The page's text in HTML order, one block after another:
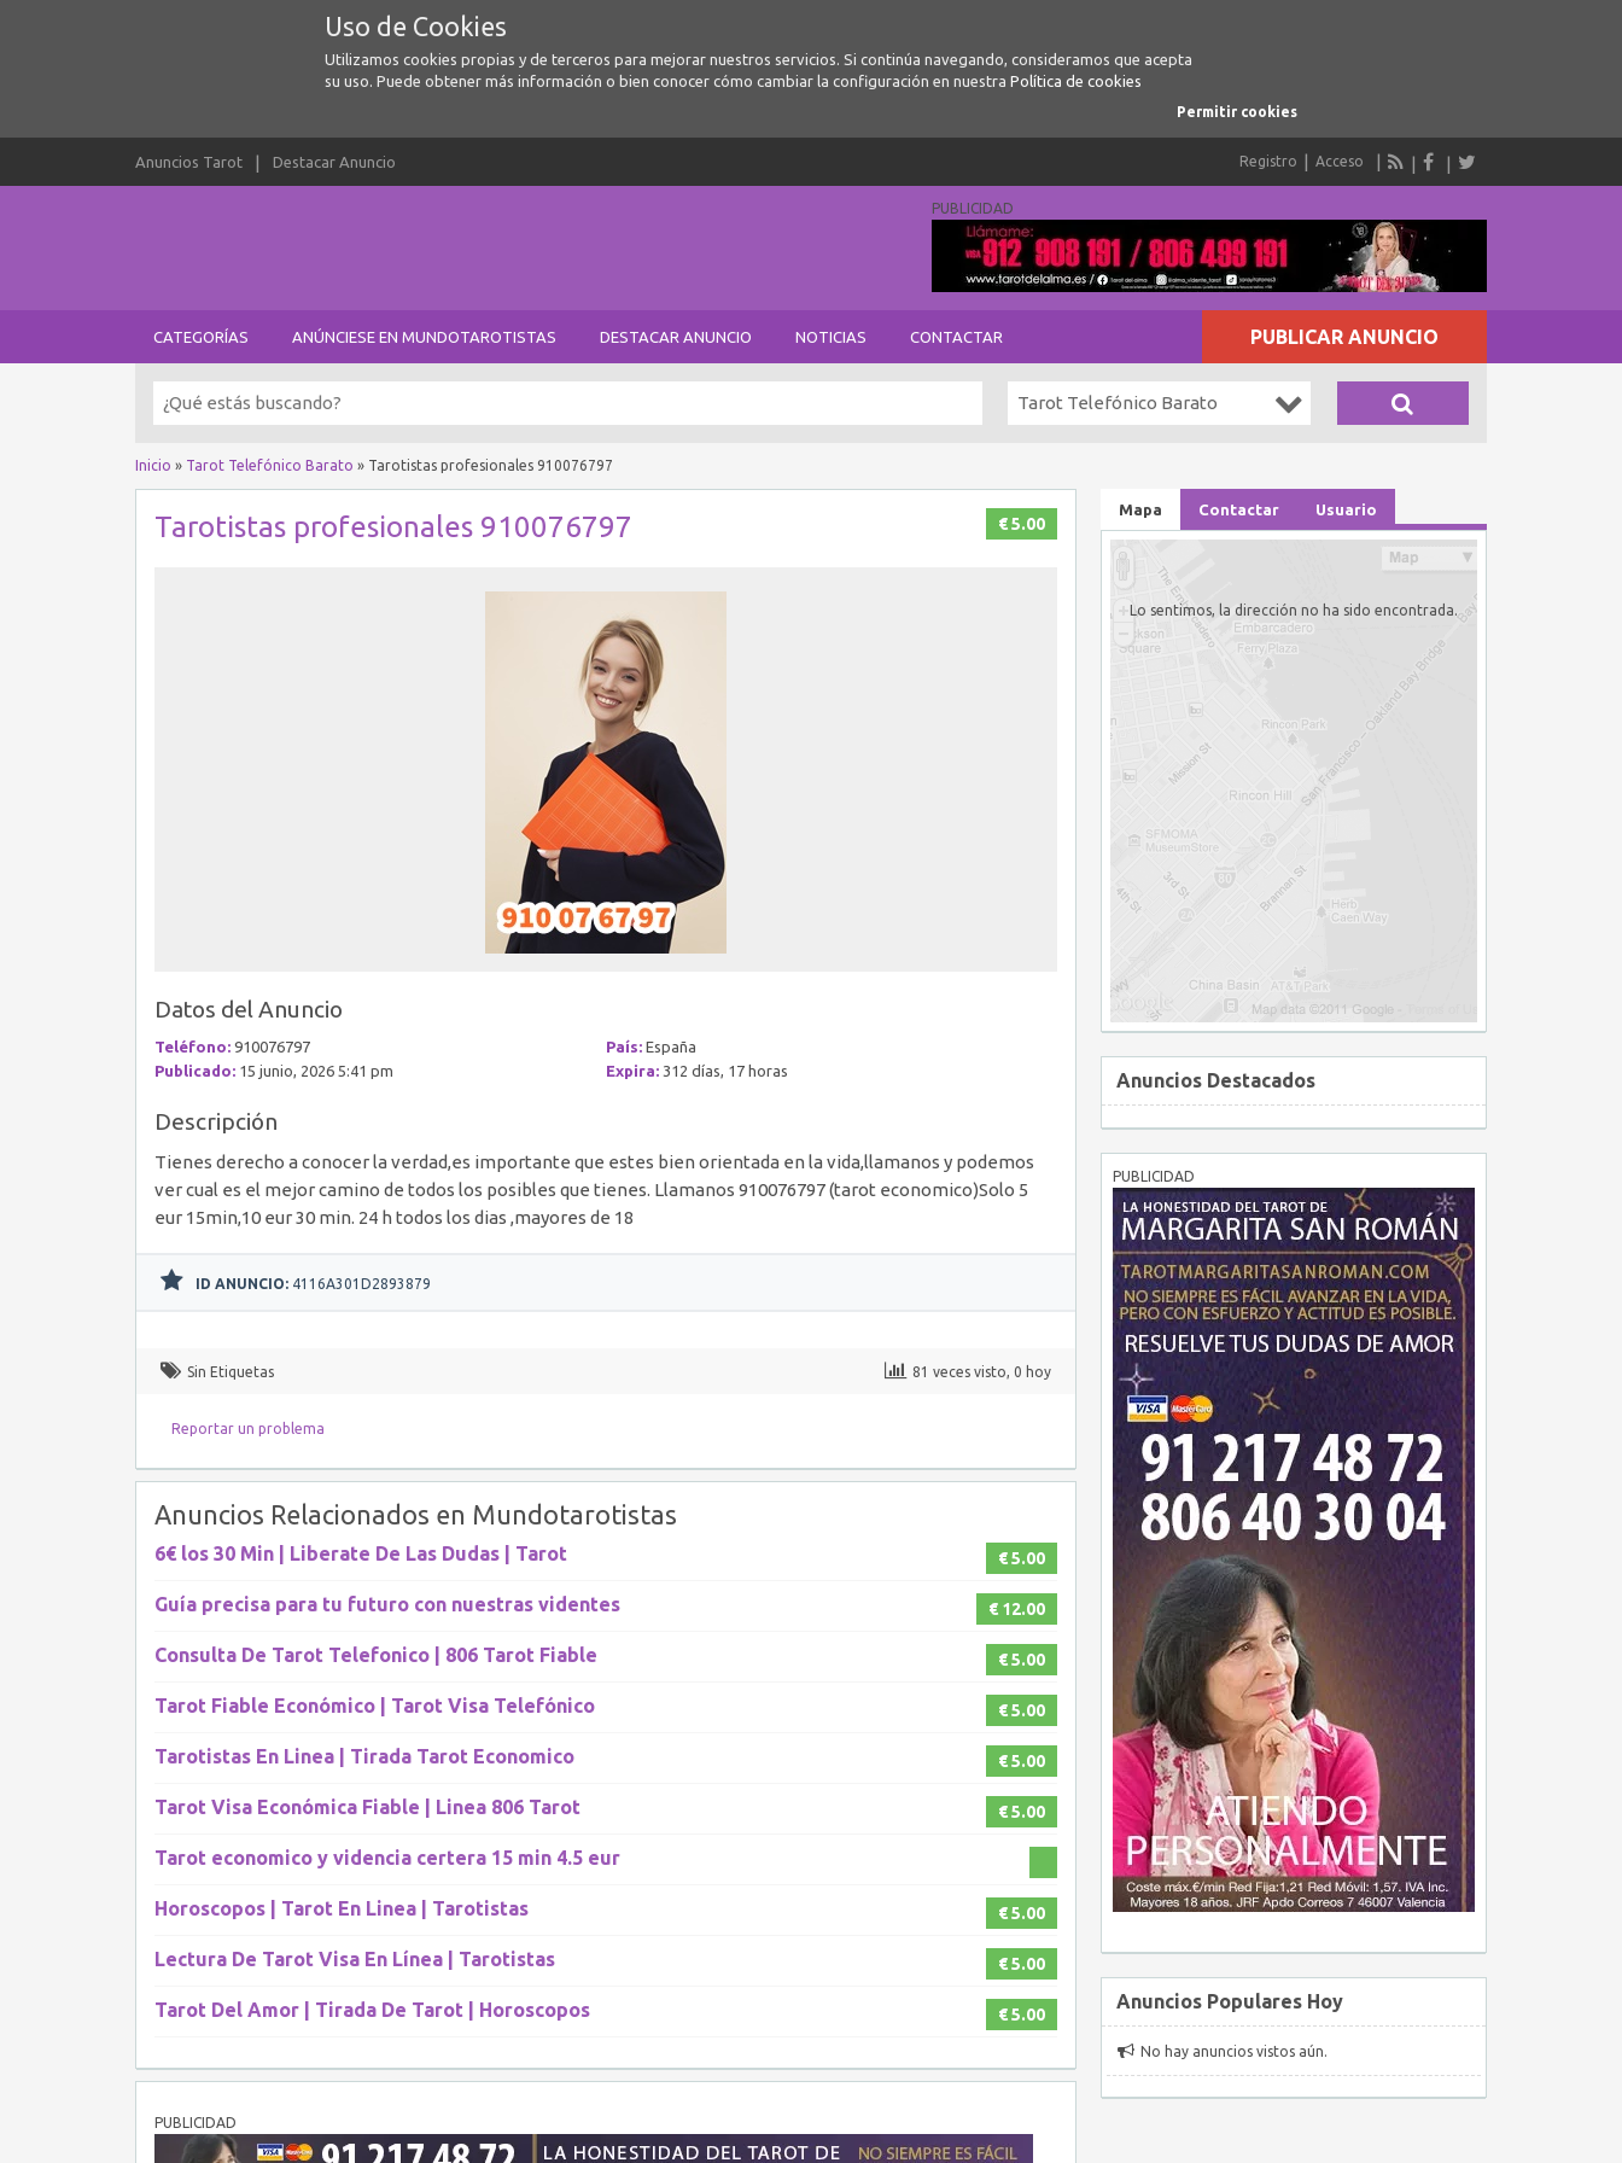
Uso de Cookies
Utilizamos cookies propias y de terceros para mejorar nuestros servicios. Si continúa navegando, consideramos que acepta
su uso. Puede obtener más información o bien conocer cómo cambiar la configuración en nuestra Política de cookies
Permitir cookies
Anuncios Tarot Destacar Anuncio Registro Acceso
PUBLICIDAD
CATEGORÍAS ANÚNCIESE EN MUNDOTAROTISTAS DESTACAR ANUNCIO NOTICIAS CONTACTAR PUBLICAR ANUNCIO
Tarot Telefónico Barato
Inicio » Tarot Telefónico Barato » Tarotistas profesionales 910076797
€ 5.00
Tarotistas profesionales 910076797
Datos del Anuncio
Teléfono: 910076797 País: España
Publicado: 15 junio, 2026 5:41 pm Expira: 312 días, 17 horas
Descripción
Tienes derecho a conocer la verdad,es importante que estes bien orientada en la vida,llamanos y podemos
ver cual es el mejor camino de todos los posibles que tienes. Llamanos 910076797 (tarot economico)Solo 5
eur 15min,10 eur 30 min. 24 h todos los dias ,mayores de 18
ID ANUNCIO: 4116A301D2893879
Sin Etiquetas 81 veces visto, 0 hoy
Reportar un problema
Anuncios Relacionados en Mundotarotistas
€ 5.00
6€ los 30 Min | Liberate De Las Dudas | Tarot
€ 12.00
Guía precisa para tu futuro con nuestras videntes
€ 5.00
Consulta De Tarot Telefonico | 806 Tarot Fiable
€ 5.00
Tarot Fiable Económico | Tarot Visa Telefónico
€ 5.00
Tarotistas En Linea | Tirada Tarot Economico
€ 5.00
Tarot Visa Económica Fiable | Linea 806 Tarot
Tarot economico y videncia certera 15 min 4.5 eur
€ 5.00
Horoscopos | Tarot En Linea | Tarotistas
€ 5.00
Lectura De Tarot Visa En Línea | Tarotistas
€ 5.00
Tarot Del Amor | Tirada De Tarot | Horoscopos
PUBLICIDAD
Mapa Contactar Usuario
Lo sentimos, la dirección no ha sido encontrada.
Anuncios Destacados
PUBLICIDAD
Anuncios Populares Hoy
No hay anuncios vistos aún.